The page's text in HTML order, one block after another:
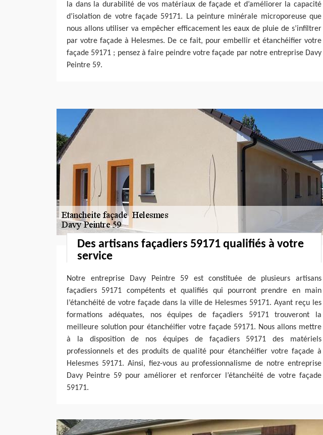
la dans la durabilité de vos matériaux de façade et d’améliorer la capacité
d’isolation de votre façade 59171. La peinture minérale microporeuse que
nous allons utiliser va empêcher efficacement les eaux de pluie de s’infiltrer
par votre façade à Helesmes. De ce fait, pour embellir et étanchéifier votre
façade 59171 ; pensez à faire peindre votre façade par notre entreprise Davy
Peintre 59.
Des artisans façadiers 59171 qualifiés à votre
service
Notre entreprise Davy Peintre 59 est constituée de plusieurs artisans
façadiers 59171 compétents et qualifiés qui pourront prendre en main
l’étanchéité de votre façade dans la ville de Helesmes 59171. Ayant reçu les
formations adéquates, nos équipes de façadiers 59171 trouveront la
meilleure solution pour étanchéifier votre façade 59171. Nous allons mettre
à la disposition de nos équipes de façadiers 59171 des matériels
professionnels et des produits de qualité pour étanchéifier votre façade à
Helesmes 59171. Ainsi, fiez-vous au professionnalisme de notre entreprise
Davy Peintre 59 pour améliorer et renforcer l’étanchéité de votre façade
59171.